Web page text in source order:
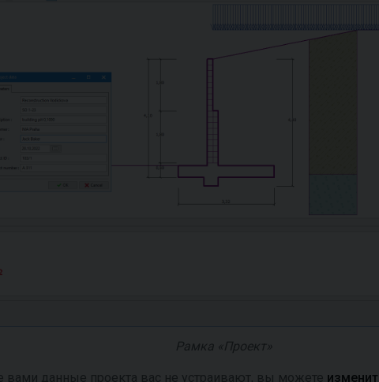
Рамка «Проект»
вами данные проекта вас не устраивают, вы можете